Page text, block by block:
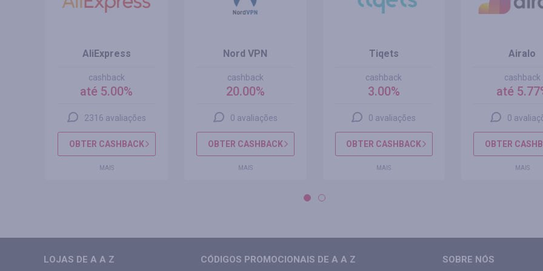
AliExpress
cashback
até 5.00%
2316 avaliações
OBTER CASHBACK
MAIS
Nord VPN
cashback
20.00%
0 avaliações
OBTER CASHBACK
MAIS
Tiqets
cashback
3.00%
0 avaliações
OBTER CASHBACK
MAIS
Airalo
cashback
até
0
OBTER
MAIS
LOJAS DE A A Z CÓDIGOS PROMOCIONAIS DE A A Z SOBRE NÓS